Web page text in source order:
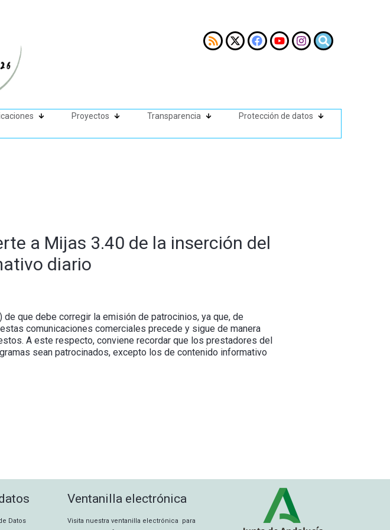
Proyectos Transparencia Protección de datos
a Mijas 3.40 de la inserción del
diario
de que debe corregir la emisión de patrocinios, ya que, de
comunicaciones comerciales precede y sigue de manera
A este respecto, conviene recordar que los prestadores del
sean patrocinados, excepto los de contenido informativo
Datos
Ventanilla electrónica
Visita nuestra ventanilla electrónica para